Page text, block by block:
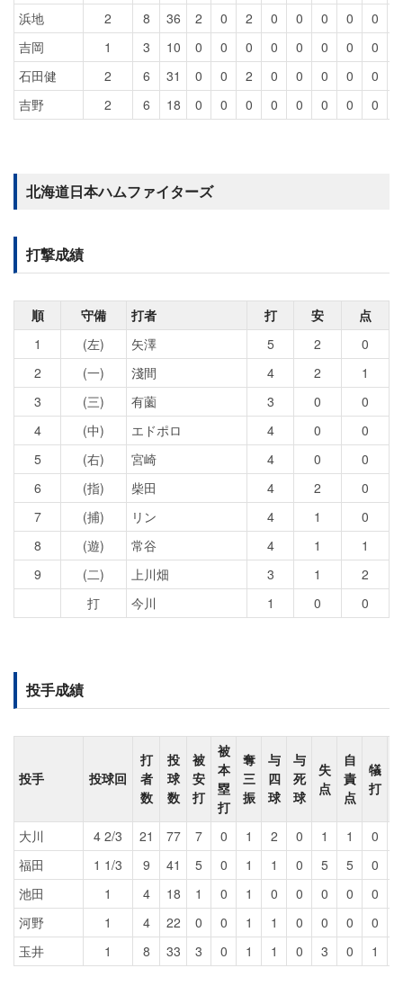
浜地
2 8 36 2 0 2 0 0 0 0 0
吉岡
1 3 10 0 0 0 0 0 0 0 0
石田健
2 6 31 0 0 2 0 0 0 0 0
吉野
2 6 18 0 0 0 0 0 0 0 0
北海道日本ハムファイターズ
打撃成績
順 守備 打者 打 安
点
1
(左) 矢澤 5 2
0
2
(一) 淺間 4 2
1
3
(三) 有薗 3 0
0
4
(中) エドポロ 4 0
0
5
(右) 宮崎 4 0
0
6
(指) 柴田 4 2
0
7
(捕) リン 4 1
0
8
(遊) 常谷 4 1
1
9
(二) 上川畑 3 1
2
打
今川 1 0 0
投手成績
投手 投球回
打
者
数
投
球
数
被
安
打
被
本
塁
打
奪
三
振
与
四
球
与
死
球
失
点
自
責
点
犠
打
大川 4 2/3 21 77 7 0 1 2 0 1 1 0
福田
1 1/3 9 41 5 0 1 1 0 5 5 0
池田
1 4 18 1 0 1 0 0 0 0 0
河野
1 4 22 0 0 1 1 0 0 0 0
玉井
1 8 33 3 0 1 1 0 3 0 1